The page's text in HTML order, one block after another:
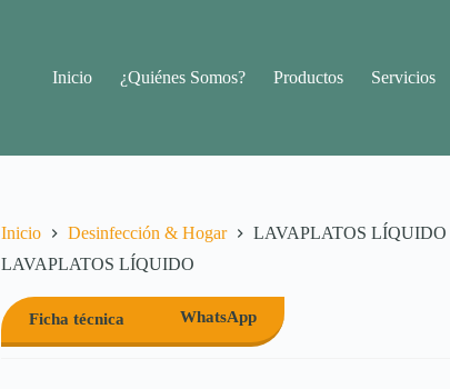
Inicio
¿Quiénes Somos? Productos Servicios
Inicio Desinfección & Hogar
LAVAPLATOS LÍQUIDO
LAVAPLATOS LÍQUIDO
Ficha técnica WhatsApp